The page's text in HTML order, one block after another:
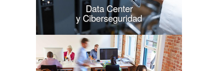
Data Center
y Ciberseguridad